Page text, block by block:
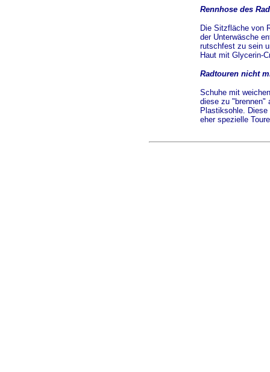
Rennhose des
Die Sitzfläche von
der Unterwäsche
rutschfest zu sein
Haut mit Glycerin-
Radtouren nicht
Schuhe mit
diese zu "brennen"
Plastiksohle.
eher spezielle